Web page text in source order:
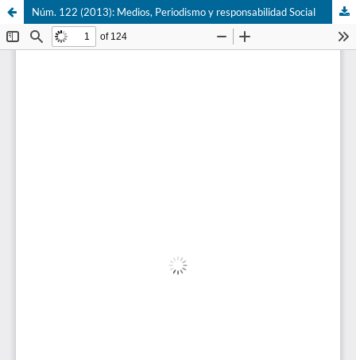
Núm. 122 (2013): Medios, Periodismo y responsabilidad Social